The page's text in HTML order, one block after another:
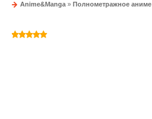
Anime&Manga » Полнометражное аниме